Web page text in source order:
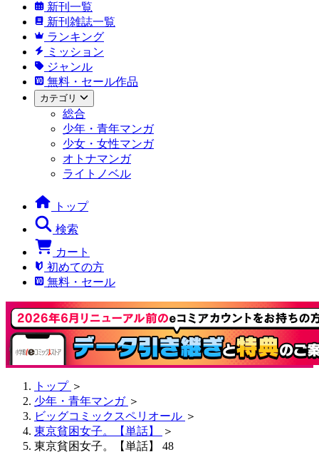
新刊一覧
新刊雑誌一覧
ランキング
ミッション
ジャンル
無料・セール作品
カテゴリ
総合
少年・青年マンガ
少女・女性マンガ
オトナマンガ
ライトノベル
トップ
検索
カート
初めての方
無料・セール
トップ ＞
少年・青年マンガ ＞
ビッグコミックスペリオール ＞
東京貧困女子。【単話】
＞
東京貧困女子。【単話】 48